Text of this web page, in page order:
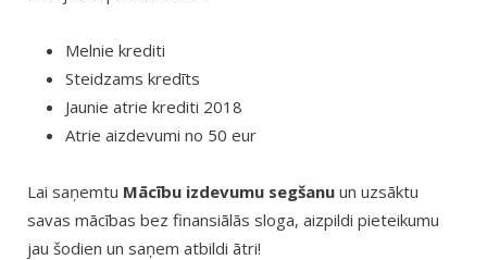
Melnie krediti
Steidzams kredīts
Jaunie atrie krediti 2018
Atrie aizdevumi no 50 eur
Lai saņemtu Mācību izdevumu segšanu un uzsāktu
savas mācības bez finansiālās sloga, aizpildi pieteikumu
jau šodien un saņem atbildi ātri!